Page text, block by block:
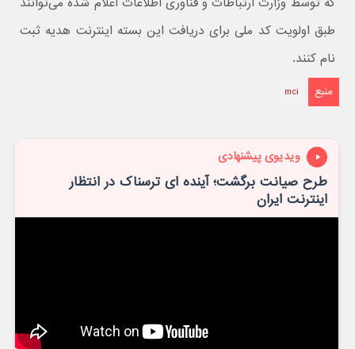
طبق اولویت کد ملی برای دریافت این بسته اینترنت هدیه ثبت
نام کنند.
منبع mci
ویدیوی پیشنهادی
طرح صیانت برگشت؛ آینده ای ترسناک در انتظار
اینترنت ایران